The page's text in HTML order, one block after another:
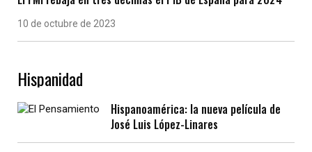
10 de octubre de 2023
Hispanidad
Hispanoamérica: la nueva película de
José Luis López-Linares